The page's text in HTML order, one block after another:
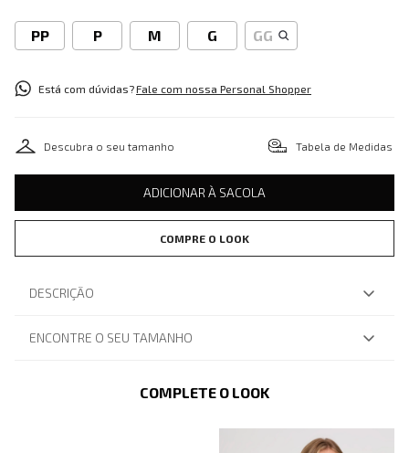
PP P M G GG
Está com dúvidas?Fale com nossa Personal Shopper
Descubra o seu tamanho Tabela de Medidas
ADICIONAR À SACOLA
COMPRE O LOOK
DESCRIÇÃO
ENCONTRE O SEU TAMANHO
COMPLETE O LOOK